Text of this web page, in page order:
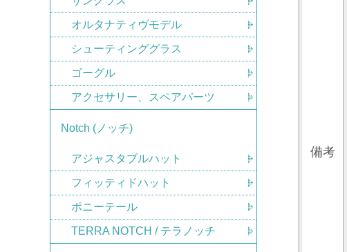
備考
オルタナティヴモデル
シューティンググラス
ゴーグル
アクセサリー、スペアパーツ
Notch (ノッチ)
アジャスタブルハット
フィッティドハット
ポニーテール
TERRA NOTCH / テラノッチ